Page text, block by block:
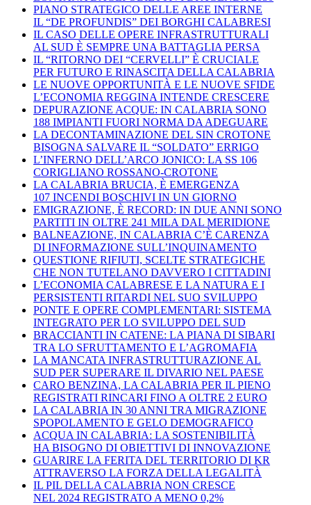
PIANO STRATEGICO DELLE AREE INTERNE
IL “DE PROFUNDIS” DEI BORGHI CALABRESI
IL CASO DELLE OPERE INFRASTRUTTURALI
AL SUD È SEMPRE UNA BATTAGLIA PERSA
IL “RITORNO DEI “CERVELLI” È CRUCIALE
PER FUTURO E RINASCITA DELLA CALABRIA
LE NUOVE OPPORTUNITÀ E LE NUOVE SFIDE
L’ECONOMIA REGGINA INTENDE CRESCERE
DEPURAZIONE ACQUE: IN CALABRIA SONO
188 IMPIANTI FUORI NORMA DA ADEGUARE
LA DECONTAMINAZIONE DEL SIN CROTONE
BISOGNA SALVARE IL “SOLDATO” ERRIGO
L’INFERNO DELL’ARCO JONICO: LA SS 106
CORIGLIANO ROSSANO-CROTONE
LA CALABRIA BRUCIA, È EMERGENZA
107 INCENDI BOSCHIVI IN UN GIORNO
EMIGRAZIONE, È RECORD: IN DUE ANNI SONO
PARTITI IN OLTRE 241 MILA DAL MERIDIONE
BALNEAZIONE, IN CALABRIA C’È CARENZA
DI INFORMAZIONE SULL’INQUINAMENTO
QUESTIONE RIFIUTI, SCELTE STRATEGICHE
CHE NON TUTELANO DAVVERO I CITTADINI
L’ECONOMIA CALABRESE E LA NATURA E I
PERSISTENTI RITARDI NEL SUO SVILUPPO
PONTE E OPERE COMPLEMENTARI: SISTEMA
INTEGRATO PER LO SVILUPPO DEL SUD
BRACCIANTI IN CATENE: LA PIANA DI SIBARI
TRA LO SFRUTTAMENTO E L’AGROMAFIA
LA MANCATA INFRASTRUTTURAZIONE AL
SUD PER SUPERARE IL DIVARIO NEL PAESE
CARO BENZINA, LA CALABRIA PER IL PIENO
REGISTRATI RINCARI FINO A OLTRE 2 EURO
LA CALABRIA IN 30 ANNI TRA MIGRAZIONE
SPOPOLAMENTO E GELO DEMOGRAFICO
ACQUA IN CALABRIA: LA SOSTENIBILITÀ
HA BISOGNO DI OBIETTIVI DI INNOVAZIONE
GUARIRE LA FERITA DEL TERRITORIO DI KR
ATTRAVERSO LA FORZA DELLA LEGALITÀ
IL PIL DELLA CALABRIA NON CRESCE
NEL 2024 REGISTRATO A MENO 0,2%